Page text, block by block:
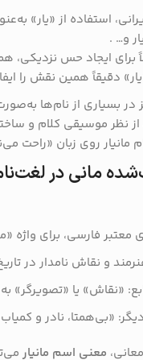
استفاده از «یار»
و… .
برای ایجاد حس نزدیکی،
«یار» دقیقاً همین نقش را
در بسیاری از نام‌ها
از نظر موسیقی کلام و
مانیار روی زبان «راحت
مانی در
معتبر فارسی، برای واژه
و نقاش نامدار در
«نقاش» یا «تصویرگر»
«بی‌همتا، نادر و
معنی اسم مانیار